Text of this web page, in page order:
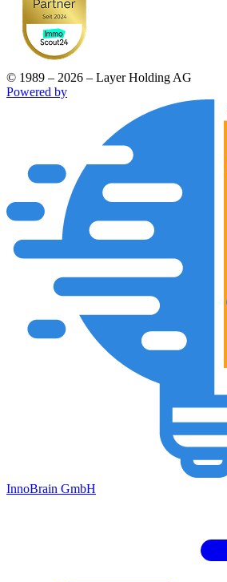
© 1989 – 2026 – Layer Holding AG
Powered by
InnoBrain GmbH